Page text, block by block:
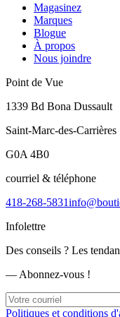
Magasinez
Marques
Blogue
À propos
Nous joindre
Point de Vue
1339 Bd Bona Dussault
Saint-Marc-des-Carrières
G0A 4B0
courriel & téléphone
418-268-5831
Infolettre
Des conseils ? Les
― Abonnez-vous !
Politiques et conditions